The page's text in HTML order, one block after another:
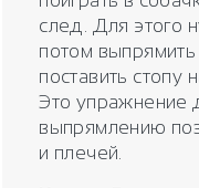
след. Для этого
потом выпрямить
поставить стопу
Это упражнение
выпрямлению
и плечей.